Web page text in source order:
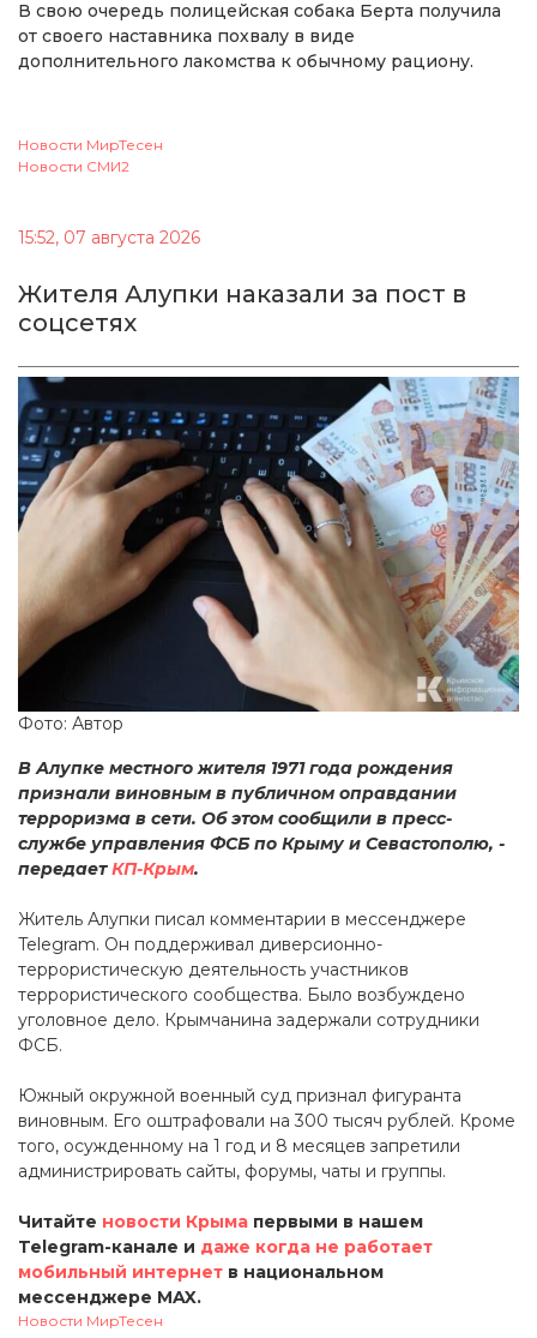
В свою очередь полицейская собака Берта получила
от своего наставника похвалу в виде
дополнительного лакомства к обычному рациону.
Новости МирТесен
Новости СМИ2
15:52, 07 августа 2026
Жителя Алупки наказали за пост в
соцсетях
Фото: Автор
В Алупке местного жителя 1971 года рождения
признали виновным в публичном оправдании
терроризма в сети. Об этом сообщили в пресс-
службе управления ФСБ по Крыму и Севастополю, -
передаетКП-Крым.
Житель Алупки писал комментарии в мессенджере
Telegram. Он поддерживал диверсионно-
террористическую деятельность участников
террористического сообщества. Было возбуждено
уголовное дело. Крымчанина задержали сотрудники
ФСБ.
Южный окружной военный суд признал фигуранта
виновным. Его оштрафовали на 300 тысяч рублей. Кроме
того, осужденному на 1 год и 8 месяцев запретили
администрировать сайты, форумы, чаты и группы.
Читайте новости Крыма первыми в нашем
Telegram-канале и даже когда не работает
мобильный интернет в национальном
мессенджере MAX.
Новости МирТесен